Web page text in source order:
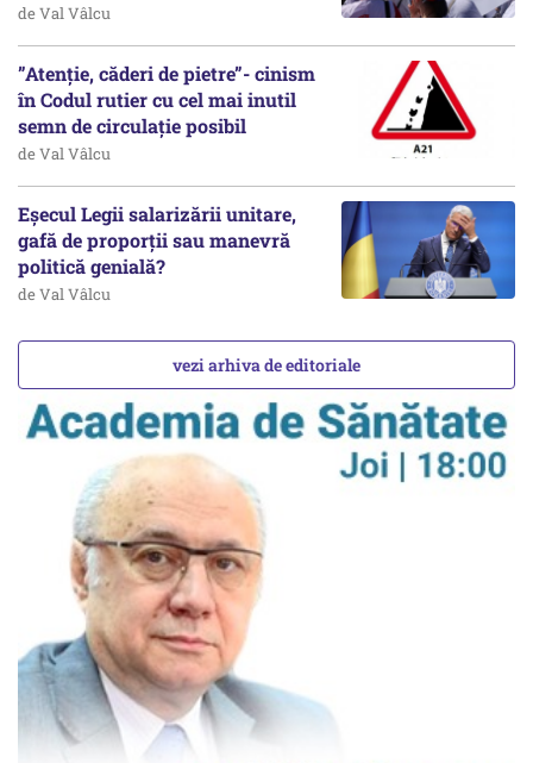
de Val Vâlcu
”Atenție, căderi de pietre”- cinism
în Codul rutier cu cel mai inutil
semn de circulație posibil
de Val Vâlcu
Eșecul Legii salarizării unitare,
gafă de proporții sau manevră
politică genială?
de Val Vâlcu
vezi arhiva de editoriale